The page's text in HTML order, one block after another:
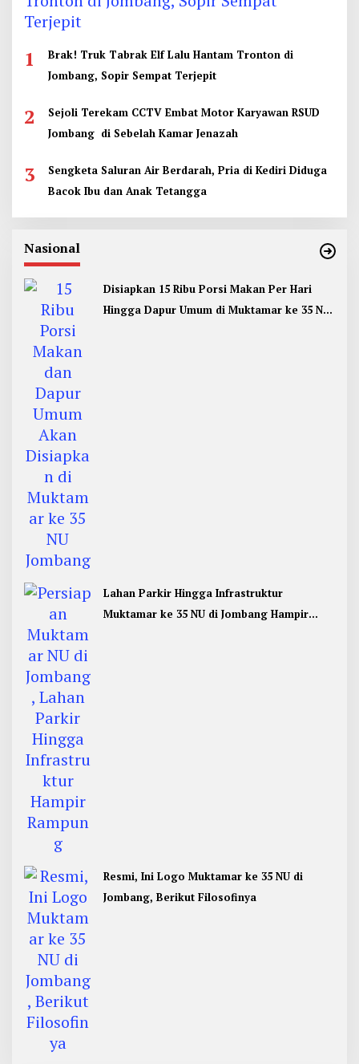
1
Brak! Truk Tabrak Elf Lalu Hantam Tronton di
Jombang, Sopir Sempat Terjepit
2
Sejoli Terekam CCTV Embat Motor Karyawan RSUD
Jombang di Sebelah Kamar Jenazah
3
Sengketa Saluran Air Berdarah, Pria di Kediri Diduga
Bacok Ibu dan Anak Tetangga
Nasional
Disiapkan 15 Ribu Porsi Makan Per Hari
Hingga Dapur Umum di Muktamar ke 35 NU
Lahan Parkir Hingga Infrastruktur
Muktamar ke 35 NU di Jombang Hampir
Resmi, Ini Logo Muktamar ke 35 NU di
Jombang, Berikut Filosofinya